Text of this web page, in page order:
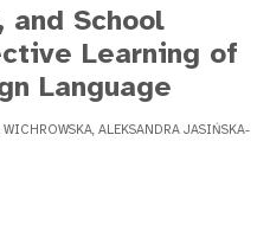
School
Learning of
Language
ALEKSANDRA JASIŃSKA-